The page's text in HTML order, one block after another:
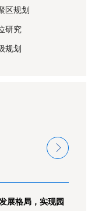
区规划
研究
规划
展格局，实现园